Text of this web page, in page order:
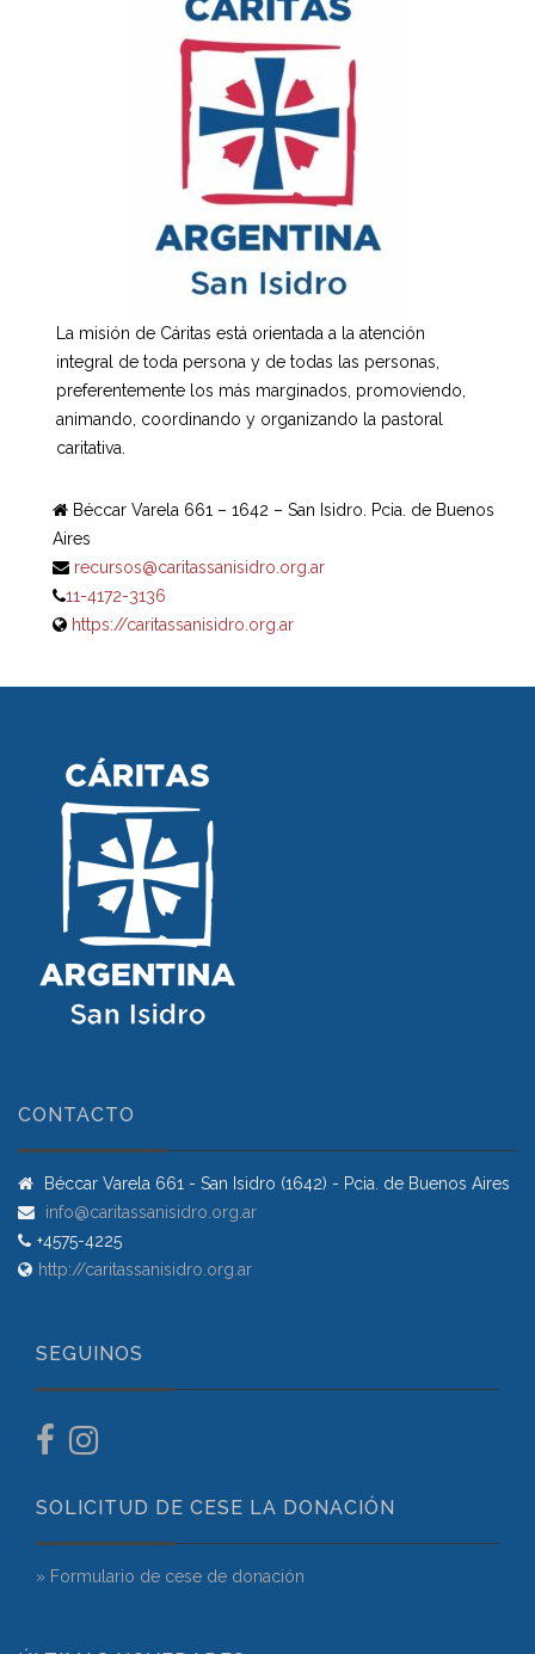
La misión de Cáritas está orientada a la atención
integral de toda persona y de todas las personas,
preferentemente los más marginados, promoviendo,
animando, coordinando y organizando la pastoral
caritativa.
Béccar Varela 661 – 1642 – San Isidro. Pcia. de Buenos
Aires
recursos@caritassanisidro.org.ar
11-4172-3136
https://caritassanisidro.org.ar
CONTACTO
Béccar Varela 661 - San Isidro (1642) - Pcia. de Buenos Aires
info@caritassanisidro.org.ar
+4575-4225
http://caritassanisidro.org.ar
SEGUINOS
SOLICITUD DE CESE LA DONACIÓN
» Formulario de cese de donación